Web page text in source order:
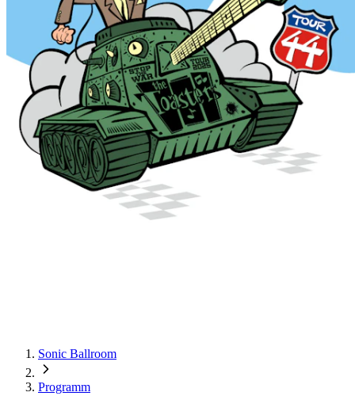
Sonic Ballroom
Programm